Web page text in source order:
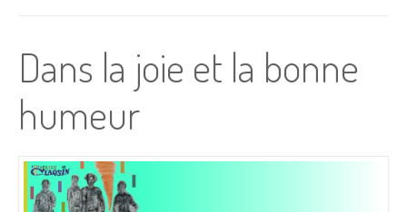
Dans la joie et la bonne
humeur